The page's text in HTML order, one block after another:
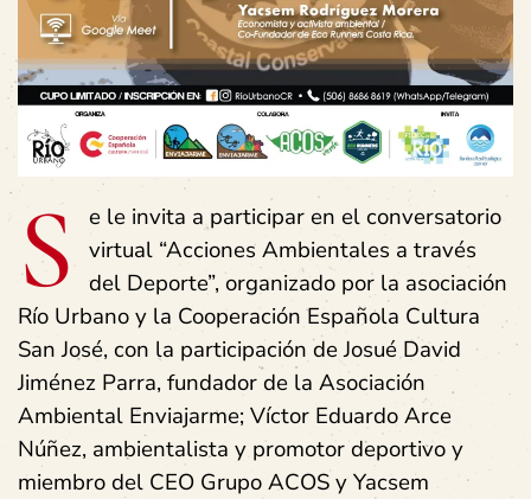
S
e le invita a participar en el conversatorio
virtual “Acciones Ambientales a través
del Deporte”, organizado por la asociación
Río Urbano y la Cooperación Española Cultura
San José, con la participación de Josué David
Jiménez Parra, fundador de la Asociación
Ambiental Enviajarme; Víctor Eduardo Arce
Núñez, ambientalista y promotor deportivo y
miembro del CEO Grupo ACOS y Yacsem